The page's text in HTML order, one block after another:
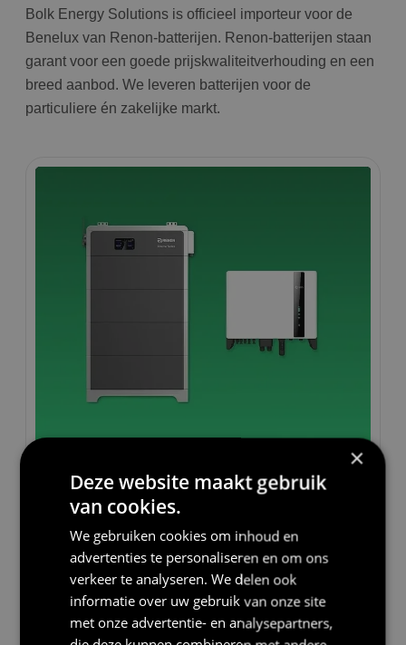
Bolk Energy Solutions is officieel importeur voor de
Benelux van Renon-batterijen. Renon-batterijen staan
garant voor een goede prijskwaliteitverhouding en een
breed aanbod. We leveren batterijen voor de
particuliere én zakelijke markt.
Thuisbatterij set 20 kWh
De Renon Xtreme HV 20 kWh thuisbatterij in
combinatie met de Solis 10 kW hybride omvormer
is perfect voor grote gezinnen met een hoog
energieverbruik.
20+ jaar levensduur Standaard aansluiting Wandmodel
Meer informatie
×
Deze website maakt gebruik
van cookies.
We gebruiken cookies om inhoud en
advertenties te personaliseren en om ons
verkeer te analyseren. We delen ook
informatie over uw gebruik van onze site
met onze advertentie- en analysepartners,